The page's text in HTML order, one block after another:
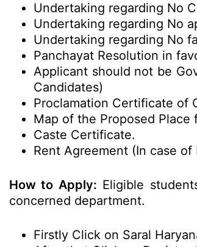
Undertaking regarding No
Undertaking regarding No
Undertaking regarding No
Panchayat Resolution in
Applicant should not be
Candidates)
Proclamation Certificate of
Map of the Proposed Place
Caste Certificate.
Rent Agreement (In case of
How to Apply: Eligible
concerned department.
Firstly Click on Saral